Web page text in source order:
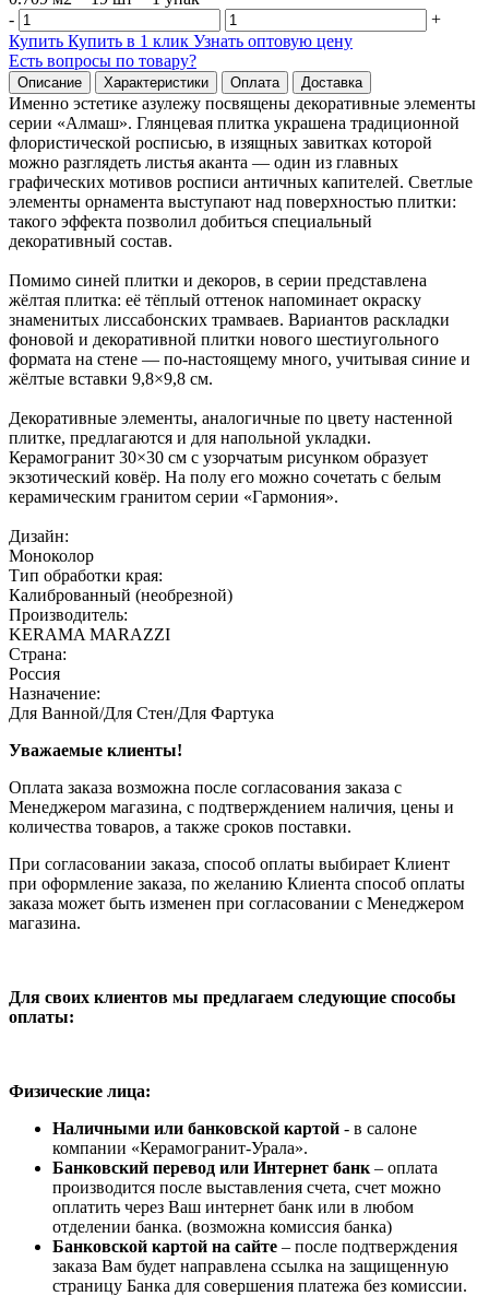
-
+
Купить Купить в 1 клик Узнать оптовую цену
Есть вопросы по товару?
Описание Характеристики Оплата Доставка
Именно эстетике азулежу посвящены декоративные элементы
серии «Алмаш». Глянцевая плитка украшена традиционной
флористической росписью, в изящных завитках которой
можно разглядеть листья аканта — один из главных
графических мотивов росписи античных капителей. Светлые
элементы орнамента выступают над поверхностью плитки:
такого эффекта позволил добиться специальный
декоративный состав.
Помимо синей плитки и декоров, в серии представлена
жёлтая плитка: её тёплый оттенок напоминает окраску
знаменитых лиссабонских трамваев. Вариантов раскладки
фоновой и декоративной плитки нового шестиугольного
формата на стене — по-настоящему много, учитывая синие и
жёлтые вставки 9,8×9,8 см.
Декоративные элементы, аналогичные по цвету настенной
плитке, предлагаются и для напольной укладки.
Керамогранит 30×30 см с узорчатым рисунком образует
экзотический ковёр. На полу его можно сочетать с белым
керамическим гранитом серии «Гармония».
Дизайн:
Моноколор
Тип обработки края:
Калиброванный (необрезной)
Производитель:
KERAMA MARAZZI
Страна:
Россия
Назначение:
Для Ванной/Для Стен/Для Фартука
Уважаемые клиенты!
Оплата заказа возможна после согласования заказа с
Менеджером магазина, с подтверждением наличия, цены и
количества товаров, а также сроков поставки.
При согласовании заказа, способ оплаты выбирает Клиент
при оформление заказа, по желанию Клиента способ оплаты
заказа может быть изменен при согласовании с Менеджером
магазина.
Для своих клиентов мы предлагаем следующие способы
оплаты:
Физические лица:
Наличными или банковской картой - в салоне
компании «Керамогранит-Урала».
Банковский перевод или Интернет банк – оплата
производится после выставления счета, счет можно
оплатить через Ваш интернет банк или в любом
отделении банка. (возможна комиссия банка)
Банковской картой на сайте – после подтверждения
заказа Вам будет направлена ссылка на защищенную
страницу Банка для совершения платежа без комиссии.